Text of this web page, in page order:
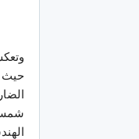
حيث
شمس